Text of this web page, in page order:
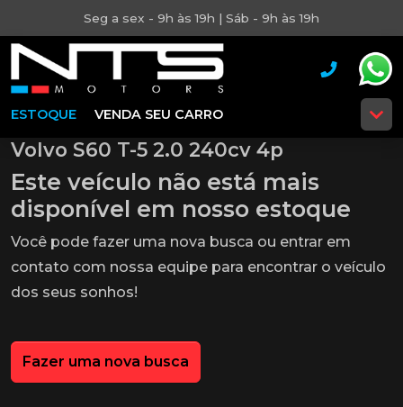
Seg a sex - 9h às 19h | Sáb - 9h às 19h
ESTOQUE VENDA SEU CARRO
Volvo S60 T-5 2.0 240cv 4p
Este veículo não está mais
disponível em nosso estoque
Você pode fazer uma nova busca ou entrar em
contato com nossa equipe para encontrar o veículo
dos seus sonhos!
Fazer uma nova busca